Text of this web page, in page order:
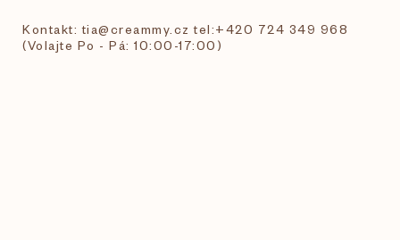
Kontakt: tia@creammy.cz tel:+420 724 349 968
(Volajte Po - Pá: 10:00-17:00)